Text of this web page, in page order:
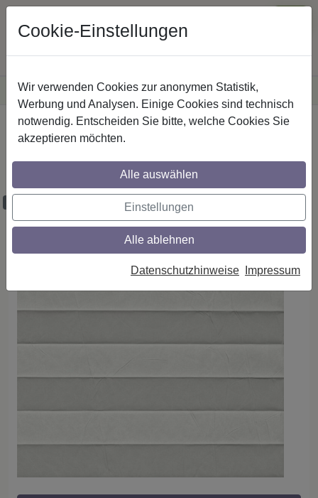
VersandkostenfreieLieferung innerhalb Deutschlands
Sichere Zahlung
Startseite Plissee - Faltstores Plisseestoffe
Crush lichtdurchlässig PG 1
Cookie-Einstellungen
Wir verwenden Cookies zur anonymen Statistik,
Werbung und Analysen. Einige Cookies sind technisch
notwendig. Entscheiden Sie bitte, welche Cookies Sie
akzeptieren möchten.
Alle auswählen
Einstellungen
Alle ablehnen
Datenschutzhinweise Impressum